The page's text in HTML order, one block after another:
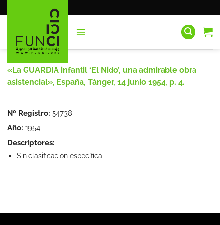
al
«La GUARDIA infantil ‘El Nido’, una admirable obra
asistencial», España, Tánger, 14 junio 1954, p. 4.
Nº Registro: 54738
Año: 1954
Descriptores:
Sin clasificación específica